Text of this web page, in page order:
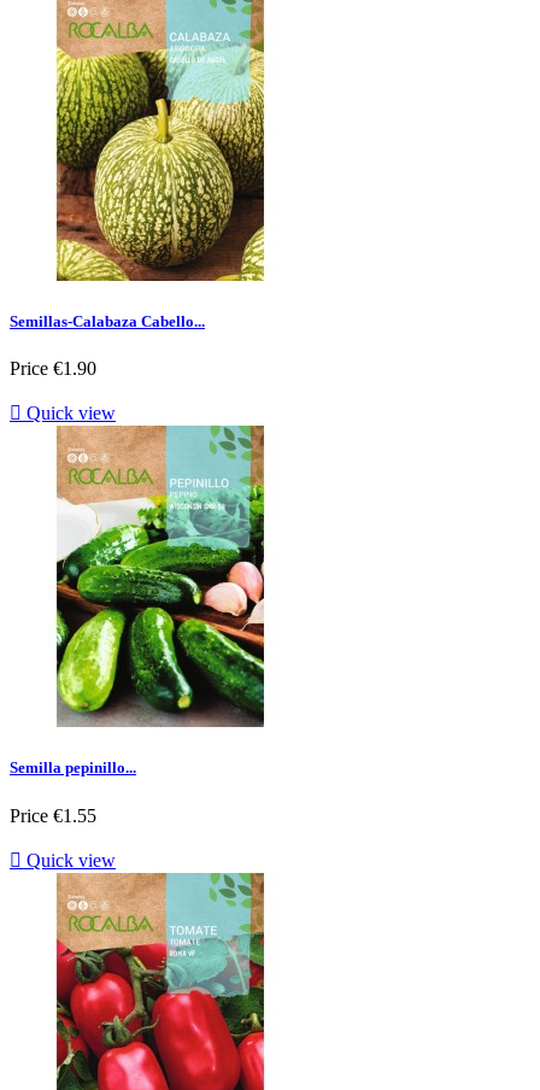
Semillas-Calabaza Cabello...
Price €1.90
 Quick view
Semilla pepinillo...
Price €1.55
 Quick view